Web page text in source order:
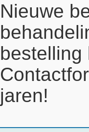
Nieuwe
bestelling
jaren!